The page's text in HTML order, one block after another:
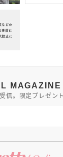
MAGAZINE
信。限定プレゼン